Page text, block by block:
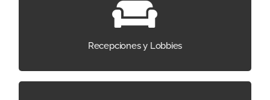
Recepciones y Lobbies
Diseño que convierte la primera impresión en
confianza.